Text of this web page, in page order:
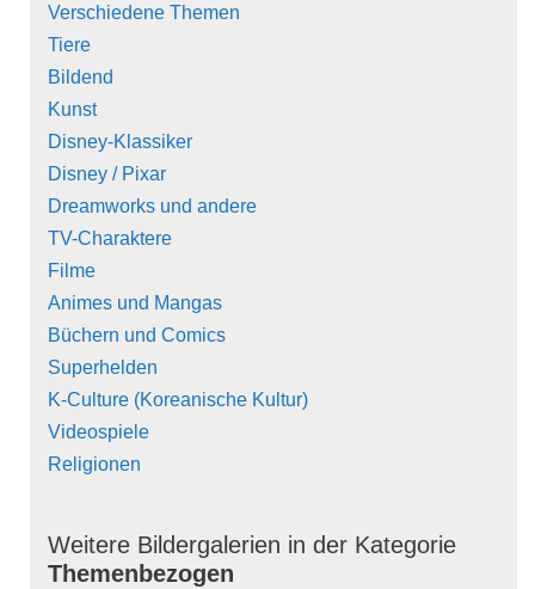
Verschiedene Themen
Tiere
Bildend
Kunst
Disney-Klassiker
Disney / Pixar
Dreamworks und andere
TV-Charaktere
Filme
Animes und Mangas
Büchern und Comics
Superhelden
K-Culture (Koreanische Kultur)
Videospiele
Religionen
Weitere Bildergalerien in der Kategorie
Themenbezogen